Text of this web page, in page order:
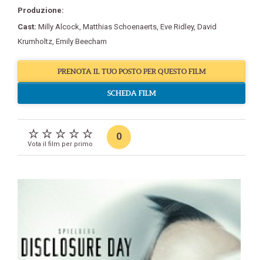
Produzione:
Cast: Milly Alcock, Matthias Schoenaerts, Eve Ridley, David
Krumholtz, Emily Beecham
PRENOTA IL TUO POSTO PER QUESTO FILM
SCHEDA FILM
Vota il film per primo
0